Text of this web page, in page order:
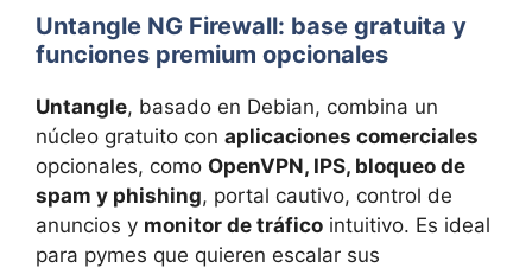
Untangle NG Firewall: base gratuita y
funciones premium opcionales
Untangle, basado en Debian, combina un
núcleo gratuito con aplicaciones comerciales
opcionales, como OpenVPN, IPS, bloqueo de
spam y phishing, portal cautivo, control de
anuncios y monitor de tráfico intuitivo. Es ideal
para pymes que quieren escalar sus